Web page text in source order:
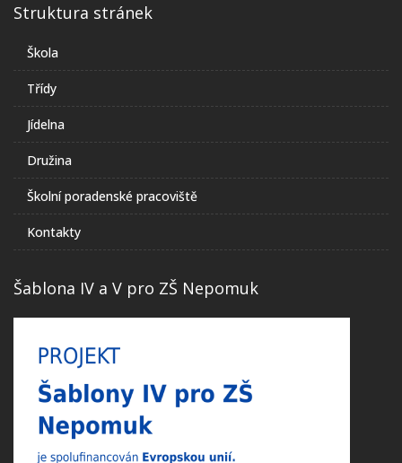
Struktura stránek
Škola
Třídy
Jídelna
Družina
Školní poradenské pracoviště
Kontakty
Šablona IV a V pro ZŠ Nepomuk